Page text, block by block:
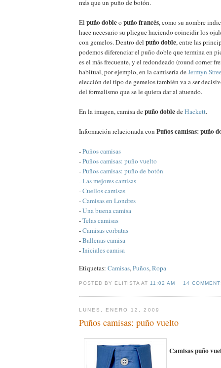
más que un puño de botón.
El puño dobleopuño francés, como su nombre
hace necesario su pliegue haciendo coincidir los
con gemelos. Dentro del puño doble, entre las
podemos diferenciar el puño doble que termina en
es el más frecuente, y el redondeado (round corner
habitual, por ejemplo, en la camisería deJermyn
elección del tipo de gemelos también va a ser
del formalismo que se le quiera dar al atuendo.
En la imagen, camisa depuño dobledeHackett.
Información relacionada con Puños camisas: puño
-Puños camisas
-Puños camisas: puño vuelto
-Puños camisas: puño de botón
-Las mejores camisas
-Cuellos camisas
-Camisas en Londres
-Una buena camisa
-Telas camisas
-Camisas corbatas
-Ballenas camisa
-Iniciales camisa
Etiquetas: Camisas,Puños,Ropa
POSTED BY ELITISTA AT 11:02 AM 14
LUNES, ENERO 12, 2009
Puños camisas: puño vuelto
Camisas puño